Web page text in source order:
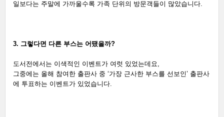
일보다는 주말에 가까울수록 가족 단위의 방문객들이 많았습니다.
3. 그렇다면 다른 부스는 어땠을까?
도서전에서는 이색적인 이벤트가 여럿 있었는데요,
그중에는 올해 참여한 출판사 중 ‘가장 근사한 부스를 선보인’ 출판사
에 투표하는 이벤트가 있었습니다.